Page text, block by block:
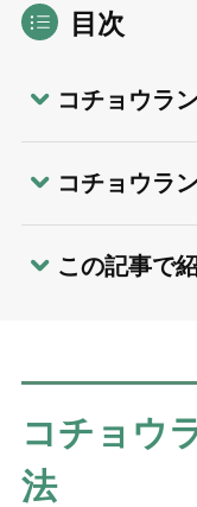
目次
コチョウラ
コチョウラ
この記事で
コチョウ
法